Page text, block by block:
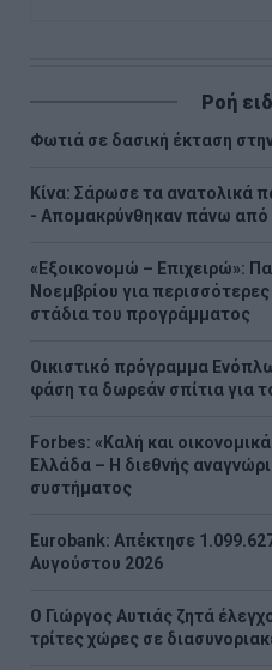
Ροή
Φωτιά σε δασική έκταση
Κίνα: Σάρωσε τα ανατολικά
- Απομακρύνθηκαν πάνω από
«Εξοικονομώ – Επιχειρώ»:
Νοεμβρίου για
στάδια του προγράμματος
Οικιστικό πρόγραμμα
φάση τα δωρεάν σπίτια για
Forbes: «Καλή και
Ελλάδα – Η διεθνής
συστήματος
Eurobank: Απέκτησε
Αυγούστου 2026
Ο Γιώργος Αυτιάς ζητά
τρίτες χώρες σε